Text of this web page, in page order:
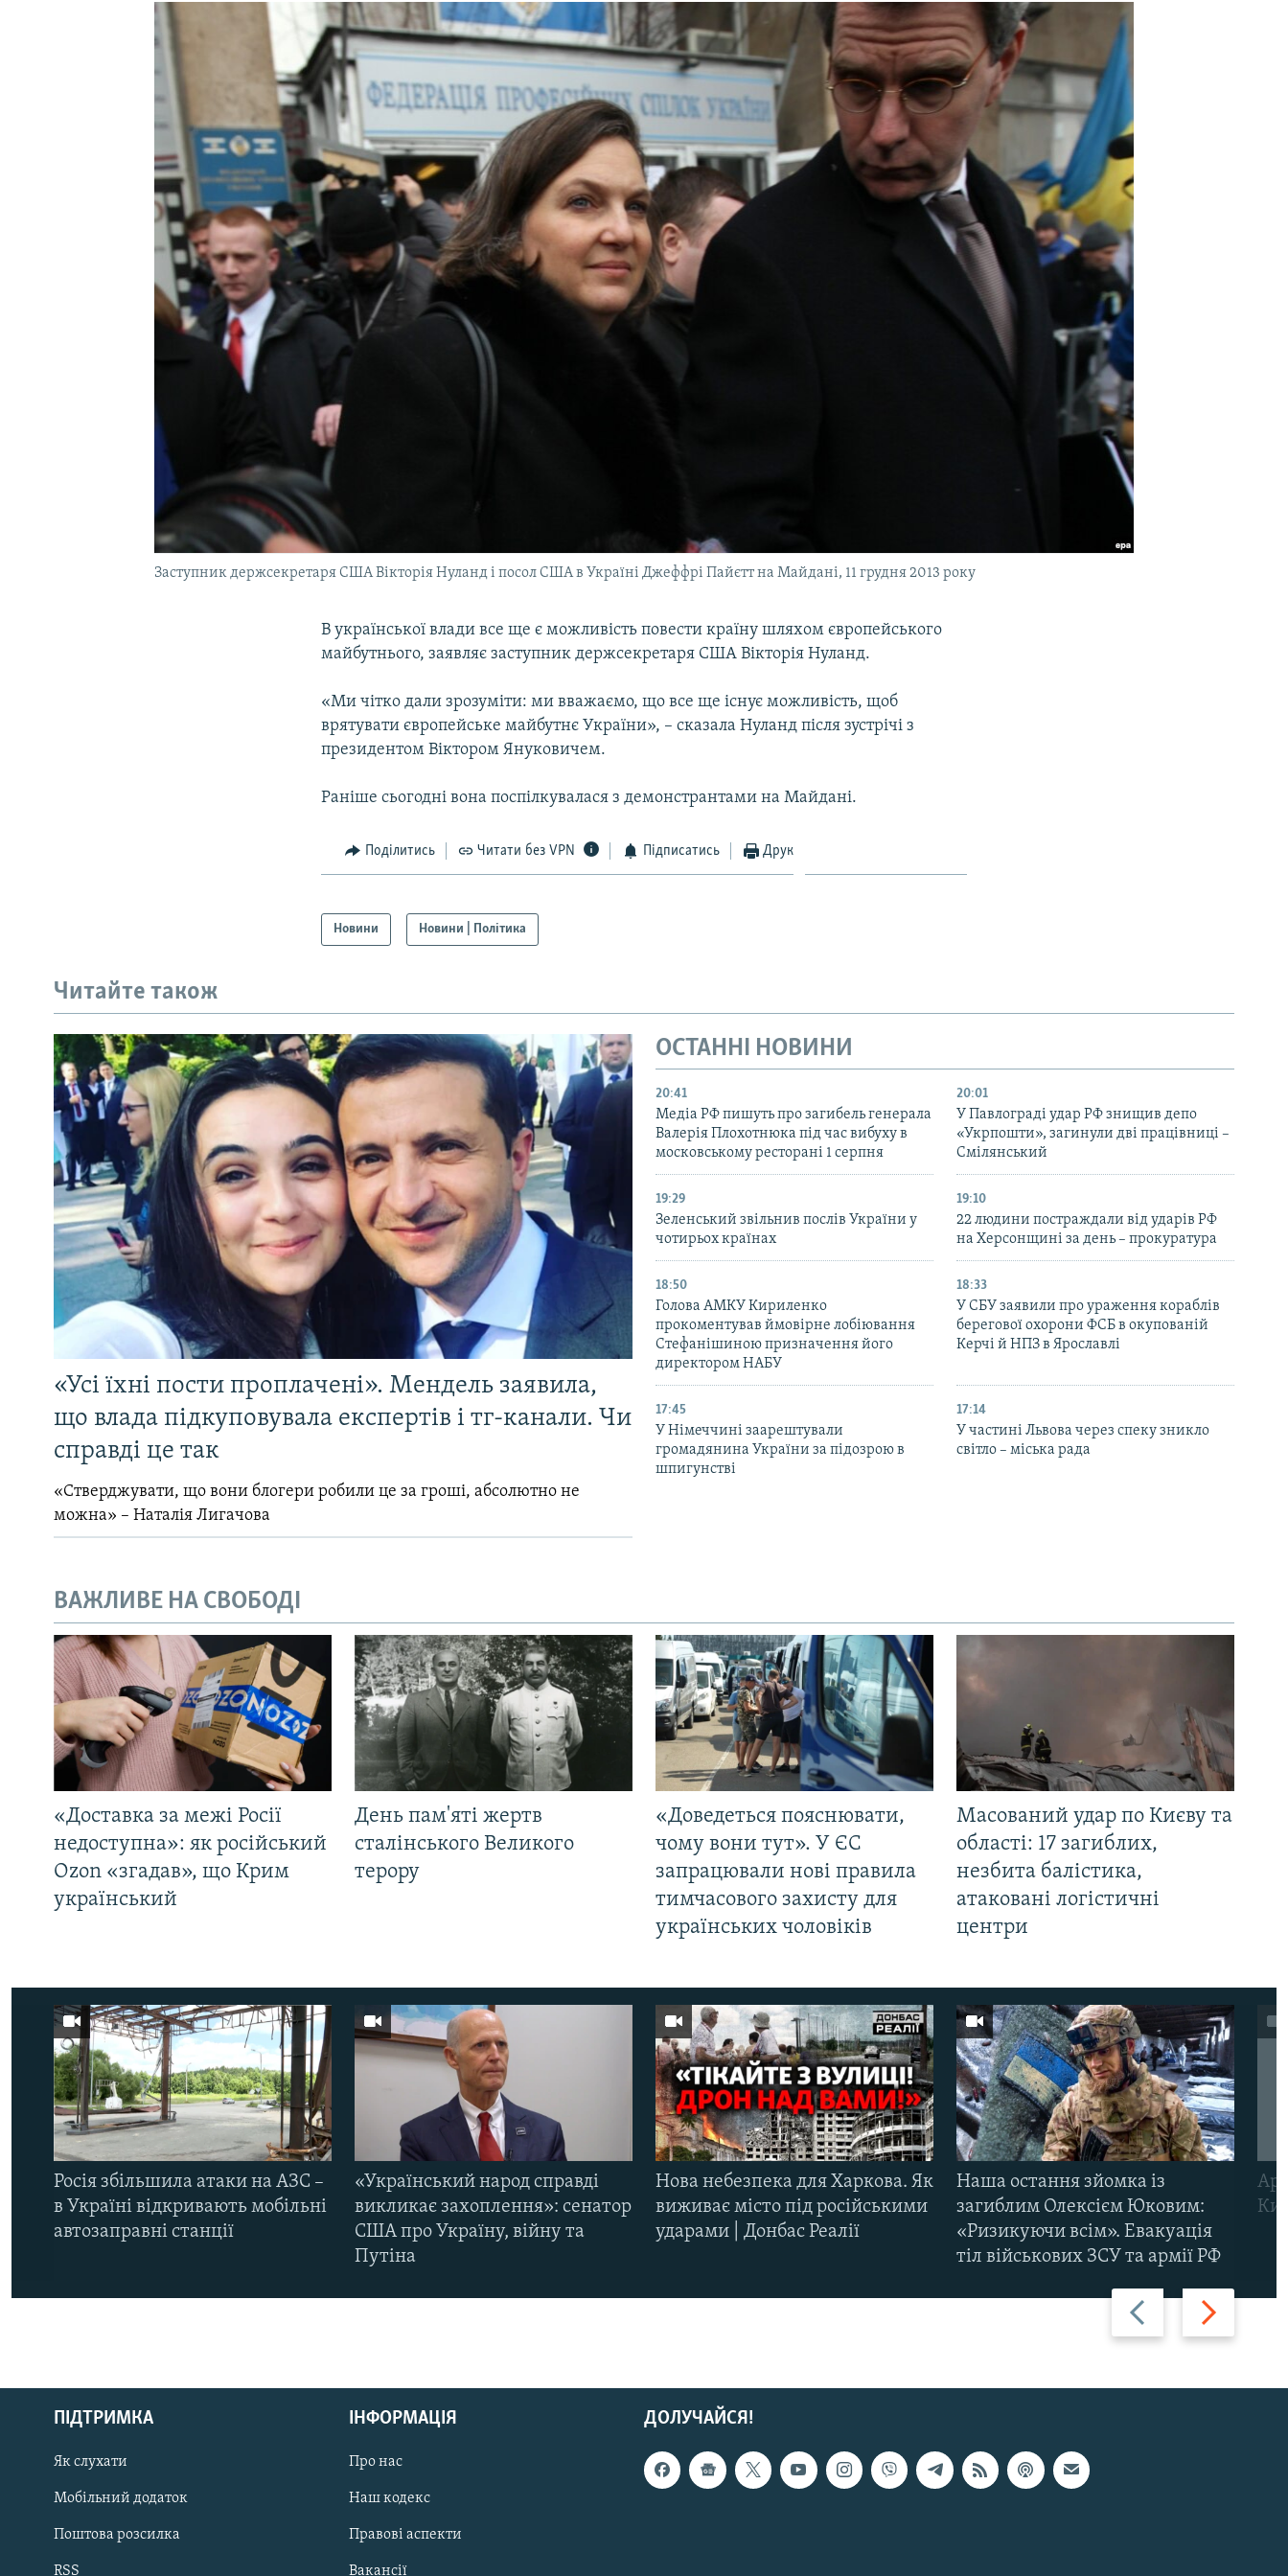
РУС
ДОЛУЧАЙСЯ!
Заступник держсекретаря США Вікторія Нуланд і посол США в Україні Джеффрі Пайєтт на Майдані, 11 грудня 2013 року
В української влади все ще є можливість повести країну шляхом європейського
майбутнього, заявляє заступник держсекретаря США Вікторія Нуланд.
«Ми чітко дали зрозуміти: ми вважаємо, що все ще існує можливість, щоб
врятувати європейське майбутнє України», – сказала Нуланд після зустрічі з
президентом Віктором Януковичем.
Раніше сьогодні вона поспілкувалася з демонстрантами на Майдані.
Поділитись Читати без VPN Підписатись Друк
Новини Новини | Політика
Читайте також
«Усі їхні пости проплачені». Мендель заявила,
що влада підкуповувала експертів і тг-канали. Чи
справді це так
«Стверджувати, що вони блогери робили це за гроші, абсолютно не
можна» – Наталія Лигачова
ОСТАННІ НОВИНИ
20:41
Медіа РФ пишуть про загибель генерала
Валерія Плохотнюка під час вибуху в
московському ресторані 1 серпня
20:01
У Павлограді удар РФ знищив депо
«Укрпошти», загинули дві працівниці –
Смілянський
19:29
Зеленський звільнив послів України у
чотирьох країнах
19:10
22 людини постраждали від ударів РФ
на Херсонщині за день – прокуратура
18:50
Голова АМКУ Кириленко
прокоментував ймовірне лобіювання
Стефанішиною призначення його
директором НАБУ
18:33
У СБУ заявили про ураження кораблів
берегової охорони ФСБ в окупованій
Керчі й НПЗ в Ярославлі
17:45
У Німеччині заарештували
громадянина України за підозрою в
шпигунстві
17:14
У частині Львова через спеку зникло
світло – міська рада
ВАЖЛИВЕ НА СВОБОДІ
«Доставка за межі Росії
недоступна»: як російський
Ozon «згадав», що Крим
український
День пам'яті жертв
сталінського Великого
терору
«Доведеться пояснювати,
чому вони тут». У ЄС
запрацювали нові правила
тимчасового захисту для
українських чоловіків
Масований удар по Києву та
області: 17 загиблих,
незбита балістика,
атаковані логістичні
центри
Назад Вперед
Росія збільшила атаки на АЗС –
в Україні відкривають мобільні
автозаправні станції
«Український народ справді
викликає захоплення»: сенатор
США про Україну, війну та
Путіна
Нова небезпека для Харкова. Як
виживає місто під російськими
ударами | Донбас Реалії
Наша остання зйомка із
загиблим Олексієм Юковим:
«Ризикуючи всім». Евакуація
тіл військових ЗСУ та армії РФ
ДОЛУЧАЙСЯ!
ПІДТРИМКА
Як слухати
Мобільний додаток
Поштова розсилка
RSS
ІНФОРМАЦІЯ
Про нас
Наш кодекс
Правові аспекти
Вакансії